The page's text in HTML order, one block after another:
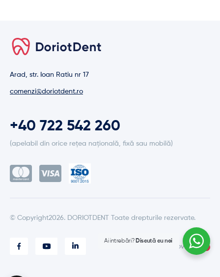
Arad, str. Ioan Ratiu nr 17
comenzi@doriotdent.ro
+40 722 542 260
(apelabil din orice rețea națională, fixă sau mobilă)
© Copyright2026. DORIOTDENT Toate drepturile rezervate.
Made with love by
Ai intrebări? Discută cu noi